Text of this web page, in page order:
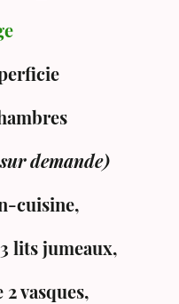
demande)
cuisine,
lits jumeaux,
2 vasques,